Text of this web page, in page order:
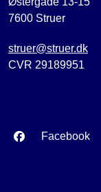
7600 Struer
struer@struer.dk
CVR 29189951
Facebook